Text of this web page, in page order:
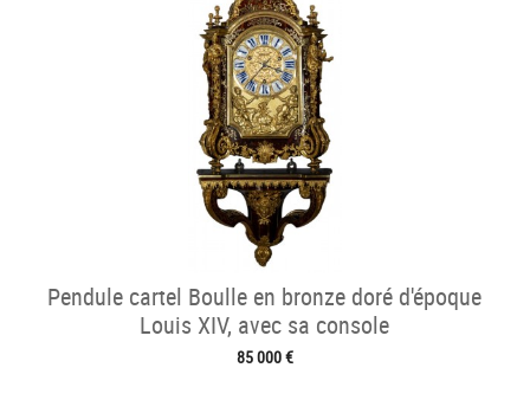
Pendule cartel Boulle en bronze doré d'époque
Louis XIV, avec sa console
85 000 €